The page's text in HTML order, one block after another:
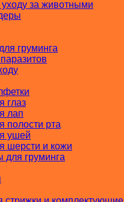
за животными
груминга
глаз
лап
полости рта
ушей
шерсти и кожи
для груминга